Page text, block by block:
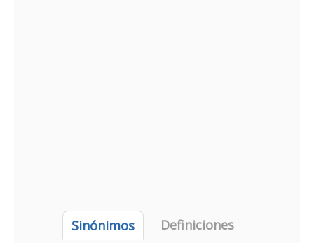
Sinónimos
Definiciones